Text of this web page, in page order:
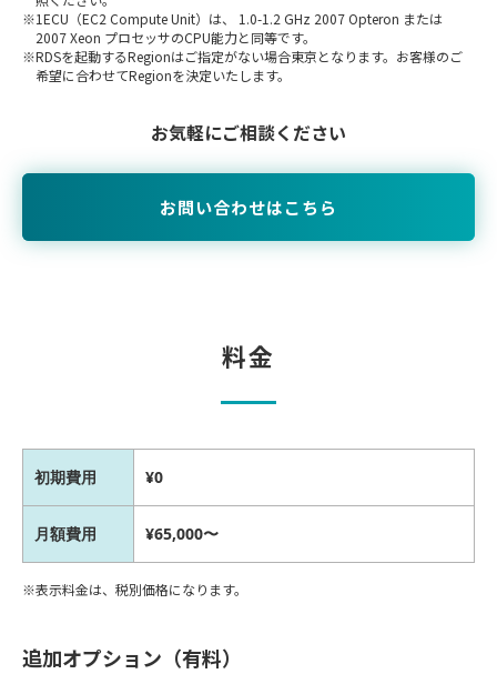
1ECU（EC2 Compute Unit）は、 1.0-1.2 GHz 2007 Opteron または
2007 Xeon プロセッサのCPU能力と同等です。
RDSを起動するRegionはご指定がない場合東京となります。お客様のご
希望に合わせてRegionを決定いたします。
お気軽にご相談ください
お問い合わせはこちら
料金
初期費用 ¥0
月額費用 ¥65,000〜
表示料金は、税別価格になります。
追加オプション（有料）